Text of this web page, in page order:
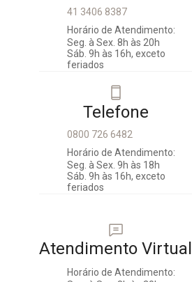
41 3406 8387
Horário de Atendimento:
Seg. à Sex. 8h às 20h
Sáb. 9h às 16h, exceto
feriados
Telefone
0800 726 6482
Horário de Atendimento:
Seg. à Sex. 9h às 18h
Sáb. 9h às 16h, exceto
feriados
Atendimento Virtual
Horário de Atendimento: